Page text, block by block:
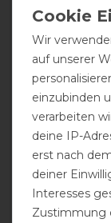
CAVALLO Care
9,90 € *
Wir
auf unserer
einzubinden
verarbeiten
deine IP-
erst nach
deiner
Interesses
Zustimmung